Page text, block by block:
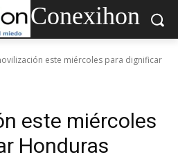
Conexihon
este miércoles para dignificar
este miércoles
Honduras